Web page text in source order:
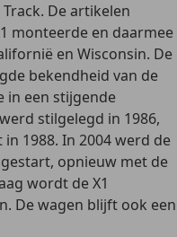
De artikelen
monteerde en daarmee
en Wisconsin. De
bekendheid van de
in een stijgende
stilgelegd in 1986,
1988. In 2004 werd de
opnieuw met de
wordt de X1
De wagen blijft ook een